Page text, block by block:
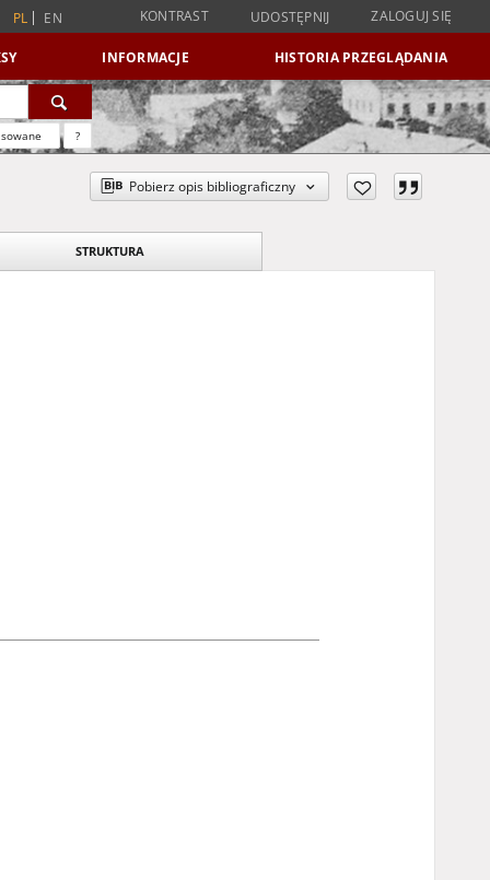
PL EN KONTRAST UDOSTĘPNIJ ZALOGUJ SIĘ
INFORMACJE HISTORIA PRZEGLĄDANIA
?
Pobierz opis bibliograficzny
STRUKTURA